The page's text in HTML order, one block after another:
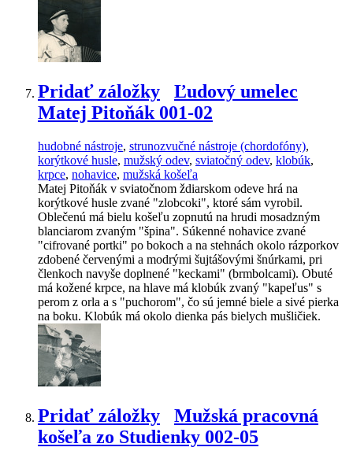
Pridať záložky
Ľudový umelec
Matej Pitoňák 001-02
hudobné nástroje, strunozvučné nástroje (chordofóny),
korýtkové husle, mužský odev, sviatočný odev, klobúk,
krpce, nohavice, mužská košeľa
Matej Pitoňák v sviatočnom ždiarskom odeve hrá na
korýtkové husle zvané "zlobcoki", ktoré sám vyrobil.
Oblečenú má bielu košeľu zopnutú na hrudi mosadzným
blanciarom zvaným "špina". Súkenné nohavice zvané
"cifrované portki" po bokoch a na stehnách okolo rázporkov
zdobené červenými a modrými šujtášovými šnúrkami, pri
členkoch navyše doplnené "keckami" (brmbolcami). Obuté
má kožené krpce, na hlave má klobúk zvaný "kapeľus" s
perom z orla a s "puchorom", čo sú jemné biele a sivé pierka
na boku. Klobúk má okolo dienka pás bielych mušličiek.
Pridať záložky
Mužská pracovná
košeľa zo Studienky 002-05